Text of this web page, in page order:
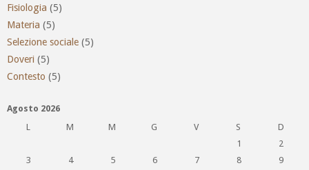
Fisiologia (5)
Materia (5)
Selezione sociale (5)
Doveri (5)
Contesto (5)
Agosto 2026
L
M M G V S
D
1
2
3
4 5 6 7 8 9